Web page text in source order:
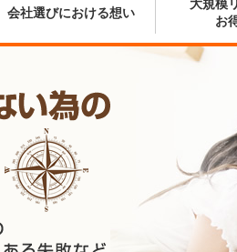
会社選びにおける想い
大規模
お